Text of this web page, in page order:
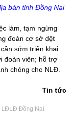
bàn tỉnh Đồng Nai
làm, tạm ngừng
đoàn cơ sở dệt
sớm triển khai
đoàn viên; hỗ trợ
chóng cho NLĐ.
Tin tức
LĐLĐ Đồng Nai